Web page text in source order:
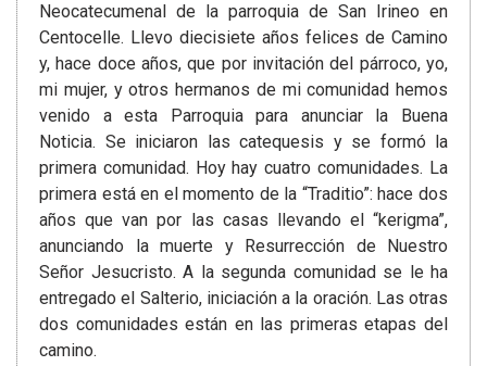
Neocatecumenal de la parroquia de San Irineo en
Centocelle. Llevo diecisiete años felices de Camino
y, hace doce años, que por invitación del párroco, yo,
mi mujer, y otros hermanos de mi comunidad hemos
venido a esta Parroquia para anunciar la Buena
Noticia. Se iniciaron las catequesis y se formó la
primera comunidad. Hoy hay cuatro comunidades. La
primera está en el momento de la “Traditio”: hace dos
años que van por las casas llevando el “kerigma”,
anunciando la muerte y Resurrección de Nuestro
Señor Jesucristo. A la segunda comunidad se le ha
entregado el Salterio, iniciación a la oración. Las otras
dos comunidades están en las primeras etapas del
camino.